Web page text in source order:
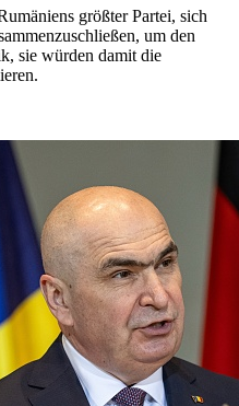
größter Partei, sich
um den
sie würden damit die